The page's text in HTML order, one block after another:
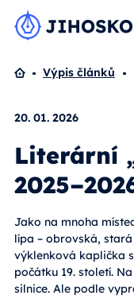
Domů
Výpis článků
20. 01. 2026
Literární
Jako na mnoha
lípa – obrovská,
výklenková kaplička
počátku 19. století.
silnice. Ale podle